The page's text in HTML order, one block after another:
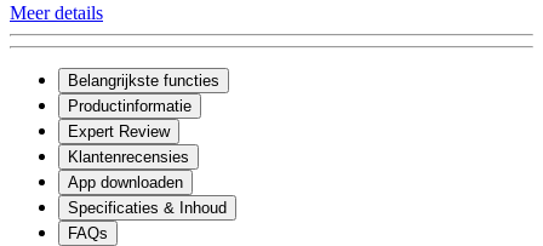
Meer details
Belangrijkste functies
Productinformatie
Expert Review
Klantenrecensies
App downloaden
Specificaties & Inhoud
FAQs